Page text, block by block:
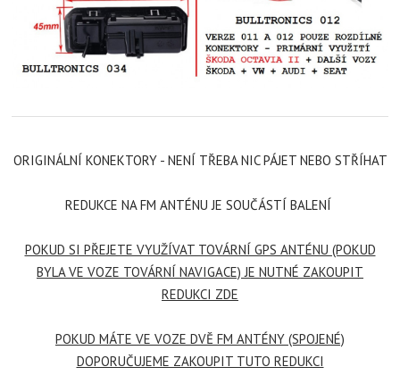
ORIGINÁLNÍ KONEKTORY - NENÍ TŘEBA NIC PÁJET NEBO STŘÍHAT
REDUKCE NA FM ANTÉNU JE SOUČÁSTÍ BALENÍ
POKUD SI PŘEJETE VYUŽÍVAT TOVÁRNÍ GPS ANTÉNU (POKUD
BYLA VE VOZE TOVÁRNÍ NAVIGACE) JE NUTNÉ ZAKOUPIT
REDUKCI ZDE
POKUD MÁTE VE VOZE DVĚ FM ANTÉNY (SPOJENÉ)
DOPORUČUJEME ZAKOUPIT TUTO REDUKCI